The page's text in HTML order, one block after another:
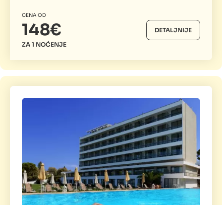
CENA OD
148€
ZA 1 NOĆENJE
DETALJNIJE